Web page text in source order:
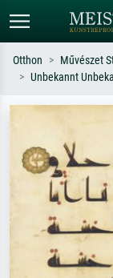
impresszionizmus,
akt.
Otthon Művészet
Unbekannt